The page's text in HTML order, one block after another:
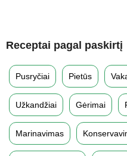
Receptai pagal paskirtį
Pusryčiai Pietūs
Užkandžiai Gėrimai
Marinavimas